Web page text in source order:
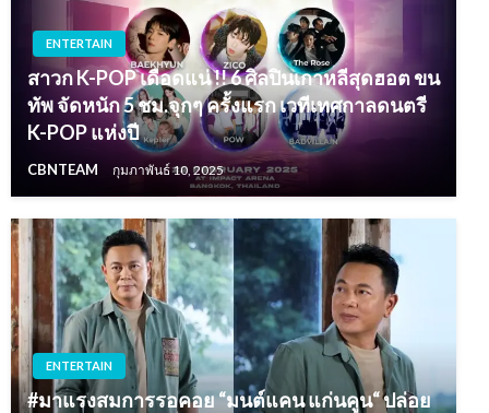
ENTERTAIN
สาวก K-POP เดือดแน่ !! 6 ศิลปินเกาหลีสุดฮอต ขน
ทัพ จัดหนัก 5 ชม.จุกๆ ครั้งแรก เวทีเทศกาลดนตรี
K-POP แห่งปี
CBNTEAM กุมภาพันธ์ 10, 2025
ENTERTAIN
#มาแรงสมการรอคอย “มนต์แคน แก่นคูน“ ปล่อย